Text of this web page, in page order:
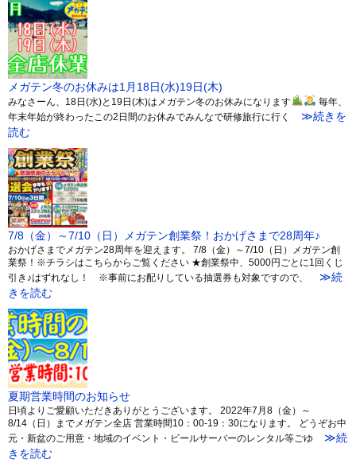
メガテン冬のお休みは1月18日(水)19日(木)
みなさーん、18日(水)と19日(木)はメガテン冬のお休みになります
毎年、
年末年始が終わったこの2日間のお休みでみんなで研修旅行に行く
≫続きを
読む
7/8（金）～7/10（日）メガテン創業祭！おかげさまで28周年♪
おかげさまでメガテン28周年を迎えます。 7/8（金）～7/10（日）メガテン創
業祭！※チラシはこちらからご覧ください ★創業祭中、5000円ごとに1回くじ
引き♪はずれなし！ ※事前にお配りしている抽選券も対象ですので、
≫続
きを読む
夏期営業時間のお知らせ
日頃よりご愛顧いただきありがとうございます。 2022年7月8（金）～
8/14（日）までメガテン全店 営業時間10：00-19：30になります。 どうぞお中
元・新盆のご用意・地域のイベント・ビールサーバーのレンタル等ごゆ
≫続
きを読む